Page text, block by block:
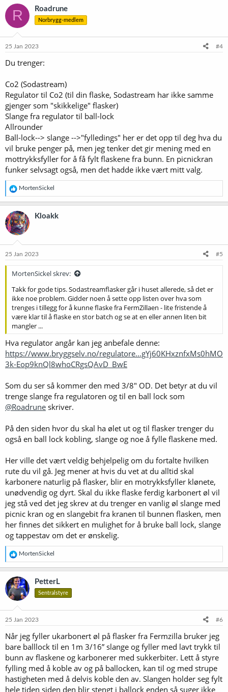
R Roadrune
Norbrygg-medlem
25 Jan 2023 #4
Du trenger:
Co2 (Sodastream)
Regulator til Co2 (til din flaske, Sodastream har ikke samme
gjenger som "skikkelige" flasker)
Slange fra regulator til ball-lock
Allrounder
Ball-lock--> slange -->"fylledings" her er det opp til deg hva du
vil bruke penger på, men jeg tenker det gir mening med en
mottrykksfyller for å få fylt flaskene fra bunn. En picnickran
funker selvsagt også, men det hadde ikke vært mitt valg.
R
e
a
k
s
j
o
e
MortenSickel
Kloakk
25 Jan 2023 #5
MortenSickel skrev:
Takk for gode tips. Sodastreamflasker går i huset allerede, så det er
ikke noe problem. Gidder noen å sette opp listen over hva som
trenges i tillegg for å kunne flaske fra FermZillaen - lite fristende å
være klar til å flaske en stor batch og se at en eller annen liten bit
mangler ...
Hva regulator angår kan jeg anbefale denne:
https://www.bryggselv.no/regulatore...gYj60KHxznfxMs0hMO
3k-Eop9knQl8whoCRgsQAvD_BwE
Som du ser så kommer den med 3/8" OD. Det betyr at du vil
trenge slange fra regulatoren og til en ball lock som
@Roadrune skriver.
På den siden hvor du skal ha ølet ut og til flasker trenger du
også en ball lock kobling, slange og noe å fylle flaskene med.
Her ville det vært veldig behjelpelig om du fortalte hvilken
rute du vil gå. Jeg mener at hvis du vet at du alltid skal
karbonere naturlig på flasker, blir en motrykksfyller klønete,
unødvendig og dyrt. Skal du ikke flaske ferdig karbonert øl vil
jeg stå ved det jeg skrev at du trenger en vanlig øl slange med
picnic kran og en slangebit fra kranen til bunnen flasken, men
her finnes det sikkert en mulighet for å bruke ball lock, slange
og tappestav om det er ønskelig.
R
e
a
k
s
j
o
e
MortenSickel
PetterL
Sentralstyre
25 Jan 2023 #6
Når jeg fyller ukarbonert øl på flasker fra Fermzilla bruker jeg
bare balllock til en 1m 3/16” slange og fyller med lavt trykk til
bunn av flaskene og karbonerer med sukkerbiter. Lett å styre
fylling med å koble av og på ballocken, kan til og med strupe
hastigheten med å delvis koble den av. Slangen holder seg fylt
hele tiden siden den blir stengt i ballock enden så suger ikke